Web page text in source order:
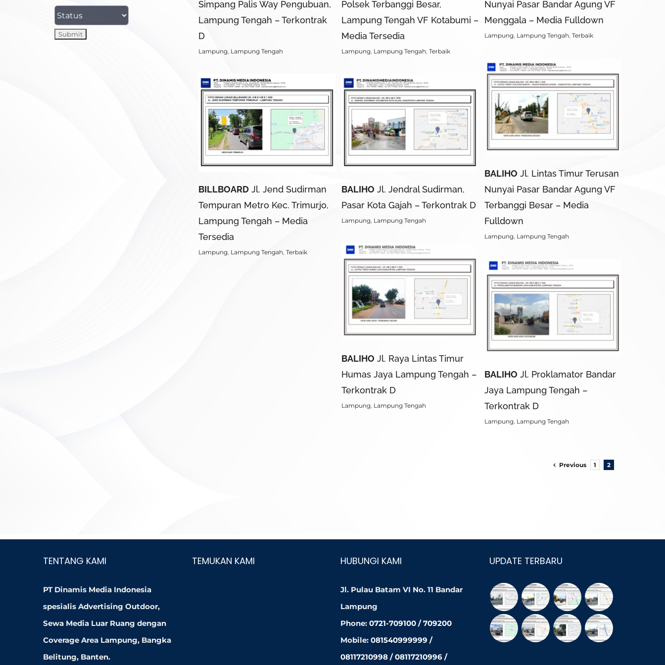
Simpang Palis Way Pengubuan,
Lampung Tengah – Terkontrak
D
Lampung Lampung Tengah
Polsek Terbanggi Besar,
Lampung Tengah VF Kotabumi –
Media Tersedia
Lampung Lampung Tengah Terbaik
Nunyai Pasar Bandar Agung VF
Menggala – Media Fulldown
Lampung Lampung Tengah Terbaik
BALIHO Jl. Lintas Timur Terusan
Nunyai Pasar Bandar Agung VF
Terbanggi Besar – Media
Fulldown
Lampung Lampung Tengah
BILLBOARD Jl. Jend Sudirman
Tempuran Metro Kec. Trimurjo,
Lampung Tengah – Media
Tersedia
Lampung Lampung Tengah Terbaik
BALIHO Jl. Jendral Sudirman,
Pasar Kota Gajah – Terkontrak D
Lampung Lampung Tengah
BALIHO Jl. Raya Lintas Timur
Humas Jaya Lampung Tengah –
Terkontrak D
Lampung Lampung Tengah
BALIHO Jl. Proklamator Bandar
Jaya Lampung Tengah –
Terkontrak D
Lampung Lampung Tengah
Previous 1 2
TENTANG KAMI
PT Dinamis Media Indonesia
spesialis Advertising Outdoor,
Sewa Media Luar Ruang dengan
Coverage Area Lampung, Bangka
Belitung, Banten.
TEMUKAN KAMI HUBUNGI KAMI
Jl. Pulau Batam VI No. 11 Bandar
Lampung
Phone: 0721-709100 / 709200
Mobile: 081540999999 /
08117210998 / 08117210996 /
UPDATE TERBARU